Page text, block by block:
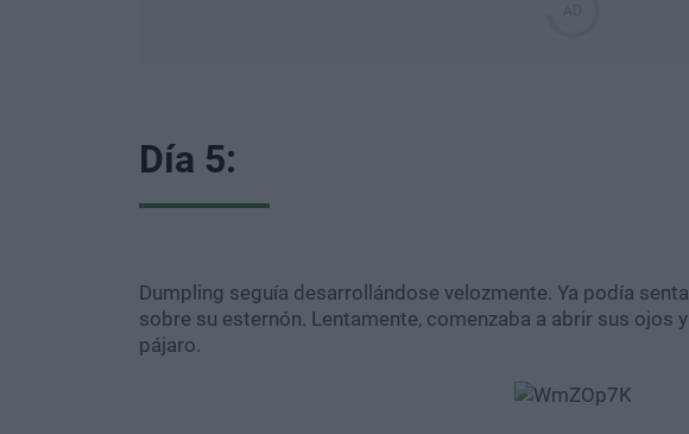
Día 5:
Dumpling seguía desarrollándose velozmente. Ya podía
sobre su esternón. Lentamente, comenzaba a abrir sus ojos
pájaro.